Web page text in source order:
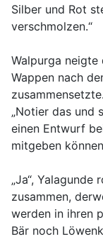
Silber und Rot
verschmolzen.“
Walpurga neigte
Wappen nach
„Notier das und
einen Entwurf
mitgeben
„Ja“,
zusammen,
werden in ihren
Bär noch